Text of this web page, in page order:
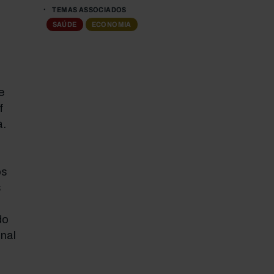
TEMAS ASSOCIADOS
SAÚDE
ECONOMIA